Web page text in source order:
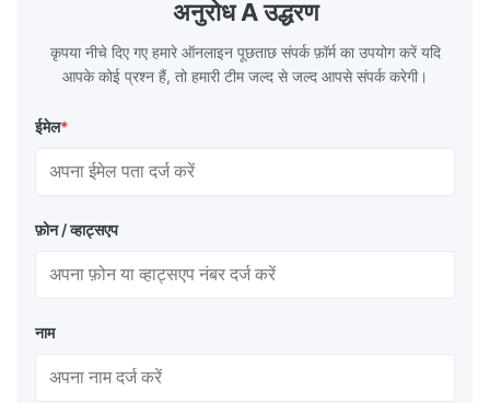
circulation loop.Because of both cooling
अनुरोध A उद्धरण
कृपया नीचे दिए गए हमारे ऑनलाइन पूछताछ संपर्क फ़ॉर्म का उपयोग करें यदि
आपके कोई प्रश्न हैं, तो हमारी टीम जल्द से जल्द आपसे संपर्क करेगी।
ईमेल*
फ़ोन / व्हाट्सएप
नाम